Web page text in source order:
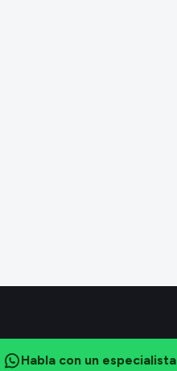
Habla con un especialista